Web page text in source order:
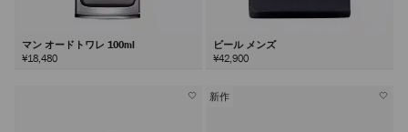
マン オードトワレ 100ml
¥18,480
ビール メンズ
¥42,900
新作